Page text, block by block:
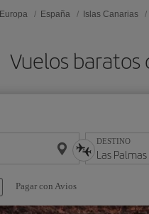
Europa España Islas Canarias
Vuelos baratos
DESTINO
Pagar con Avios